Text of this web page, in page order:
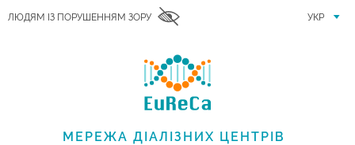
ЛЮДЯМ ІЗ ПОРУШЕННЯМ ЗОРУ УКР
МЕРЕЖА ДІАЛІЗНИХ ЦЕНТРІВ